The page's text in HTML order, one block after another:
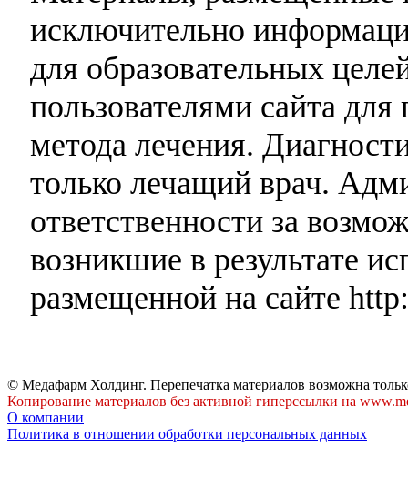
исключительно
для образовательных
пользователями сайта
метода лечения.
только лечащий врач.
ответственности за
возникшие в результате
размещенной на сайте
© Медафарм Холдинг. Перепечатка материалов возможна
Копирование материалов без активной гиперссылки на
О компании
Политика в отношении обработки персональных данных